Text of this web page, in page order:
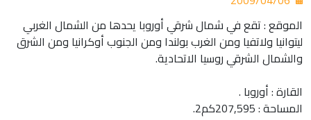
الموقع : تقع في شمال شرقي أوروبا يحدها من الشمال الغربي
ليتوانيا ولاتفيا ومن الغرب بولندا ومن الجنوب أوكرانيا ومن الشرق
والشمال الشرقي روسيا الاتحادية.
القارة : أوروبا .
المساحة : 207,595كم2.